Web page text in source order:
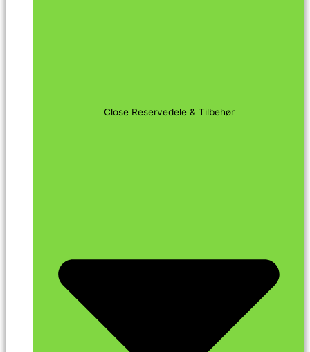
Close Reservedele & Tilbehør